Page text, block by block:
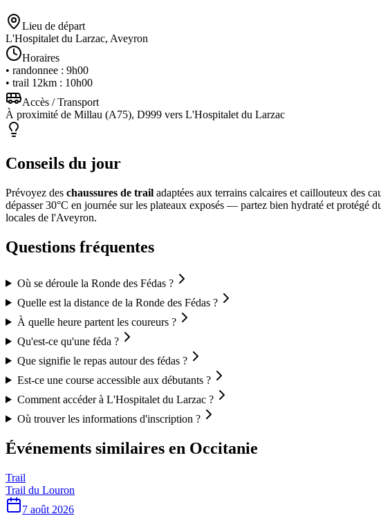
Lieu de départ
L'Hospitalet du Larzac, Aveyron
Horaires
• randonnee : 9h00
• trail 12km : 10h00
Accès / Transport
À proximité de Millau (A75), D999 vers L'Hospitalet du Larzac
Conseils du jour
Prévoyez des chaussures de trail adaptées aux terrains calcaires et caillouteux des
dépasser 30°C en journée sur les plateaux exposés — partez bien hydraté et protégé
locales de l'Aveyron.
Questions fréquentes
Où se déroule la Ronde des Fédas ?
Quelle est la distance de la Ronde des Fédas ?
À quelle heure partent les coureurs ?
Qu'est-ce qu'une féda ?
Que signifie le repas autour des fédas ?
Est-ce une course accessible aux débutants ?
Comment accéder à L'Hospitalet du Larzac ?
Où trouver les informations d'inscription ?
Événements similaires en Occitanie
Trail
Trail du Louron
7 août 2026